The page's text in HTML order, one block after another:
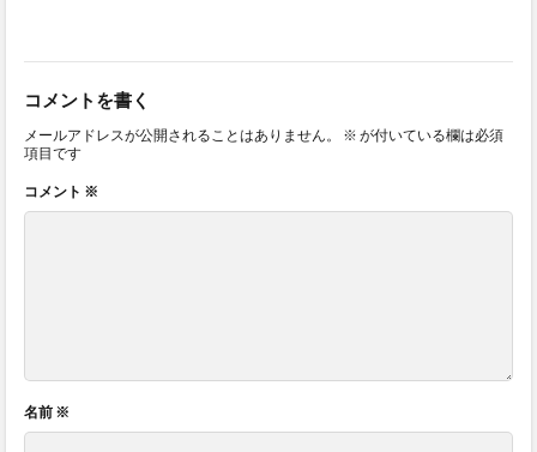
コメントを書く
メールアドレスが公開されることはありません。 ※ が付いている欄は必須
項目です
コメント ※
名前 ※